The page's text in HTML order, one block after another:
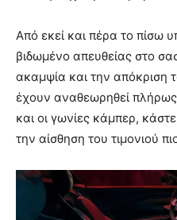
Από εκεί και πέρα το πίσω
βιδωμένο απευθείας στο
ακαμψία και την απόκριση
έχουν αναθεωρηθεί
και οι γωνίες κάμπερ,
την αίσθηση του τιμονιού